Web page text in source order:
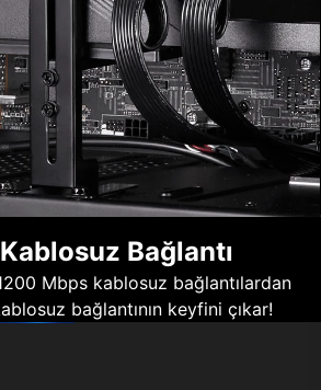
Bağlantı
Mbps kablosuz bağlantılardan
bağlantının keyfini çıkar!